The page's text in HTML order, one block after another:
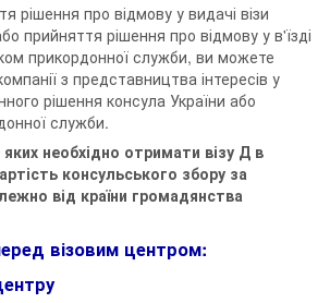
рішення про відмову у видачі візи
прийняття рішення про відмову у в'їзді
прикордонної служби, ви можете
з представництва інтересів у
рішення консула України або
служби.
яких необхідно отримати візу Д в
консульського збору за
від країни громадянства
візовим центром: